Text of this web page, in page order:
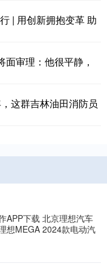
| 用创新拥抱变革 助
审理：他很平静，
这群吉林油田消防员
APP下载 北京理想汽车
想MEGA 2024款电动汽